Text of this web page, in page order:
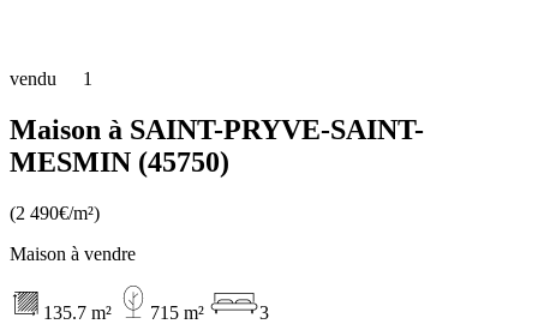
vendu 1
Maison à SAINT-PRYVE-SAINT-
MESMIN (45750)
(2 490€/m²)
Maison à vendre
135.7 m² 715 m²
3